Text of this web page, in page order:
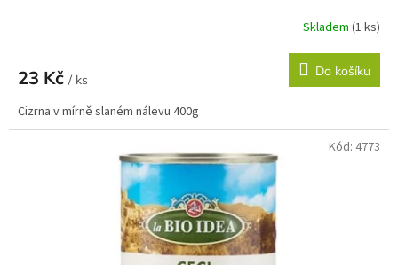
Skladem (1 ks)
23 Kč / ks
Do košíku
Cizrna v mírně slaném nálevu 400g
Kód: 4773